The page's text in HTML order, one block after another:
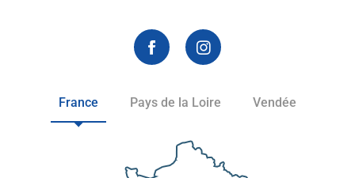
France Pays de la Loire Vendée